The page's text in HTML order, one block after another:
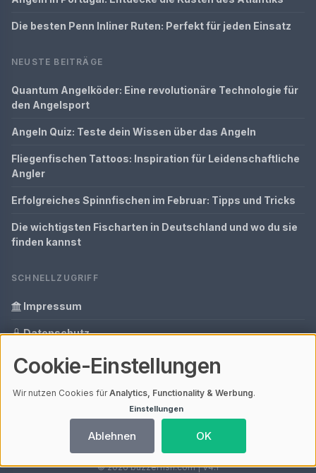
Die besten Penn Inliner Ruten: Perfekt für jeden Einsatz
NEUSTE BEITRÄGE
Quantum Angelköder: Eine revolutionäre Technologie für
den Angelsport
Angeln Quiz: Teste dein Wissen über das Angeln
Fliegenfischen Tattoos: Inspiration für Leidenschaftliche
Angler
Erfolgreiches Spinnfischen im Februar: Tipps und Tricks
Die wichtigsten Fischarten in Deutschland und wo du sie
finden kannst
SCHNELLZUGRIFF
Impressum
Datenschutz
Informationen zur Inhalt
Ihre Datenschutzeinstellungen
© 2026 buzzerfish.com | V4.1
Cookie-Einstellungen
Wir nutzen Cookies fürAnalytics, Functionality & Werbung.
Einstellungen
Ablehnen OK